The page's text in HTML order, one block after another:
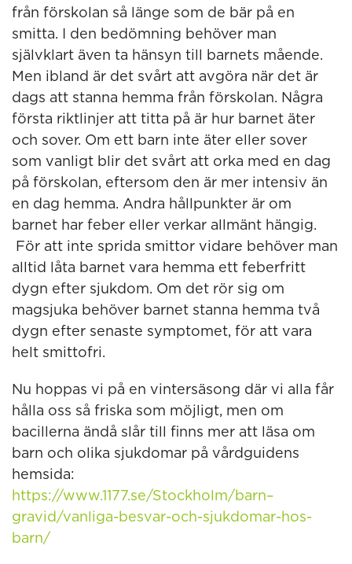
från förskolan så länge som de bär på en
smitta. I den bedömning behöver man
självklart även ta hänsyn till barnets mående.
Men ibland är det svårt att avgöra när det är
dags att stanna hemma från förskolan. Några
första riktlinjer att titta på är hur barnet äter
och sover. Om ett barn inte äter eller sover
som vanligt blir det svårt att orka med en dag
på förskolan, eftersom den är mer intensiv än
en dag hemma. Andra hållpunkter är om
barnet har feber eller verkar allmänt hängig.
För att inte sprida smittor vidare behöver man
alltid låta barnet vara hemma ett feberfritt
dygn efter sjukdom. Om det rör sig om
magsjuka behöver barnet stanna hemma två
dygn efter senaste symptomet, för att vara
helt smittofri.
Nu hoppas vi på en vintersäsong där vi alla får
hålla oss så friska som möjligt, men om
bacillerna ändå slår till finns mer att läsa om
barn och olika sjukdomar på vårdguidens
hemsida:
https://www.1177.se/Stockholm/barn–
gravid/vanliga-besvar-och-sjukdomar-hos-
barn/